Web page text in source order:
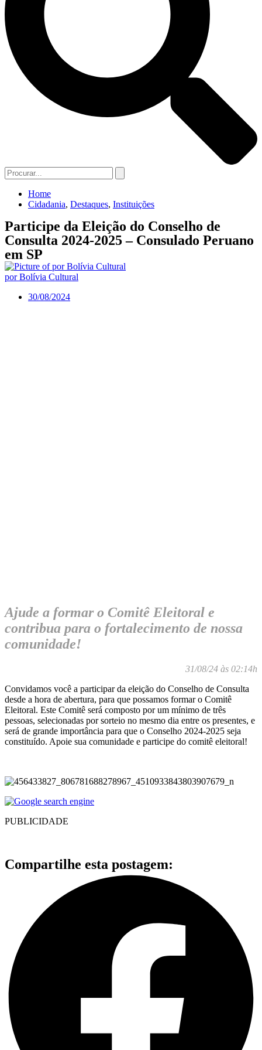
Home
Cidadania, Destaques, Instituições
Participe da Eleição do Conselho de
Consulta 2024-2025 – Consulado Peruano
em SP
por Bolívia Cultural
30/08/2024
Ajude a formar o Comitê Eleitoral e
contribua para o fortalecimento de nossa
comunidade!
31/08/24 às 02:14h
Convidamos você a participar da eleição do Conselho de Consulta
desde a hora de abertura, para que possamos formar o Comitê
Eleitoral. Este Comitê será composto por um mínimo de três
pessoas, selecionadas por sorteio no mesmo dia entre os presentes, e
será de grande importância para que o Conselho 2024-2025 seja
constituído. Apoie sua comunidade e participe do comitê eleitoral!
PUBLICIDADE
Compartilhe esta postagem: